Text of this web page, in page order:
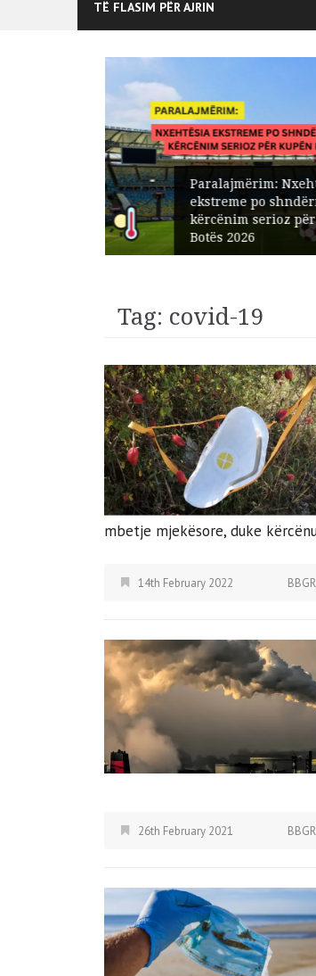
TË FLASIM PËR AJRIN
Paralajmërim:
ekstreme po
kërcënim serioz
Botës 2026
Tag: covid-19
mbetje mjekësore, duke
14th February 2022
26th February 2021